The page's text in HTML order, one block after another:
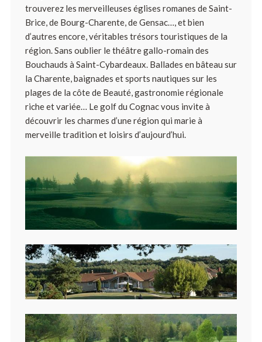
trouverez les merveilleuses églises romanes de Saint-
Brice, de Bourg-Charente, de Gensac…, et bien
d’autres encore, véritables trésors touristiques de la
région. Sans oublier le théâtre gallo-romain des
Bouchauds à Saint-Cybardeaux. Ballades en bâteau sur
la Charente, baignades et sports nautiques sur les
plages de la côte de Beauté, gastronomie régionale
riche et variée… Le golf du Cognac vous invite à
découvrir les charmes d’une région qui marie à
merveille tradition et loisirs d’aujourd’hui.